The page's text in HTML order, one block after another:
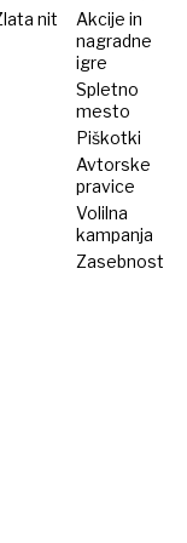
nit
Akcije in
nagradne
igre
Spletno
mesto
Piškotki
Avtorske
pravice
Volilna
kampanja
Zasebnost